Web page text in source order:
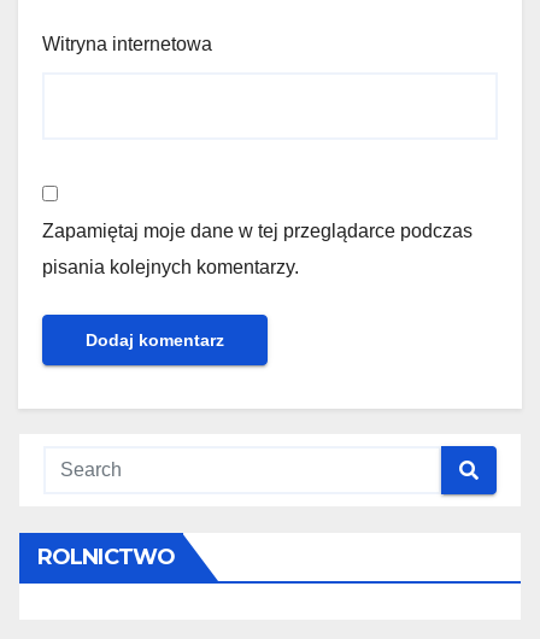
Witryna internetowa
Zapamiętaj moje dane w tej przeglądarce podczas
pisania kolejnych komentarzy.
ROLNICTWO